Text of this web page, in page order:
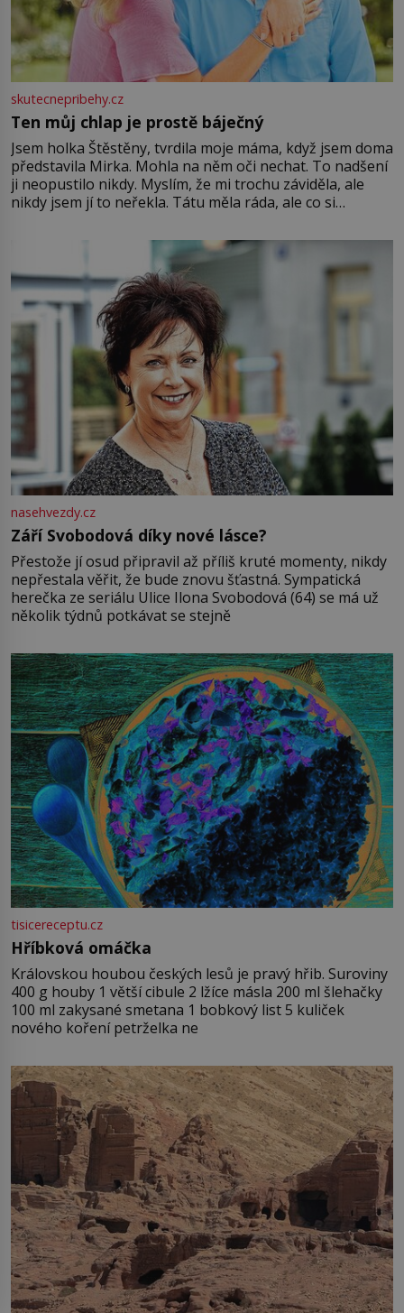
skutecnepribehy.cz
Ten můj chlap je prostě báječný
Jsem holka Štěstěny, tvrdila moje máma, když jsem doma
představila Mirka. Mohla na něm oči nechat. To nadšení
ji neopustilo nikdy. Myslím, že mi trochu záviděla, ale
nikdy jsem jí to neřekla. Tátu měla ráda, ale co si
Jsme spolu moc rádi Tehdy byla jiná doba, když
nasehvezdy.cz
Září Svobodová díky nové lásce?
Přestože jí osud připravil až příliš kruté momenty, nikdy
nepřestala věřit, že bude znovu šťastná. Sympatická
herečka ze seriálu Ulice Ilona Svobodová (64) se má už
několik týdnů potkávat se stejně
tisicereceptu.cz
Hříbková omáčka
Královskou houbou českých lesů je pravý hřib. Suroviny
400 g houby 1 větší cibule 2 lžíce másla 200 ml šlehačky
100 ml zakysané smetana 1 bobkový list 5 kuliček
nového koření petrželka ne